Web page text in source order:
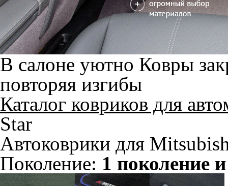
В салоне уютно Ковры
повторяя изгибы
Каталог ковриков для
Star
Автоковрики для
Поколение: 1 поколение